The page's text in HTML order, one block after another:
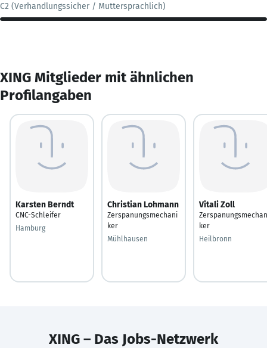
C2 (Verhandlungssicher / Muttersprachlich)
XING Mitglieder mit ähnlichen
Profilangaben
Karsten Berndt
CNC-Schleifer
Hamburg
Christian Lohmann
Zerspanungsmechani
ker
Mühlhausen
Vitali Zoll
ker
Heilbronn
XING – Das Jobs-Netzwerk